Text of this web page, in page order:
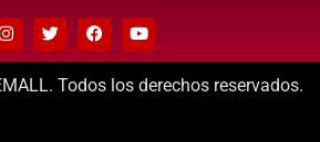
Todos los derechos reservados.